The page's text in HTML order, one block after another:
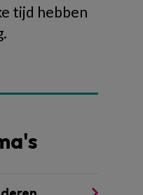
tijd hebben